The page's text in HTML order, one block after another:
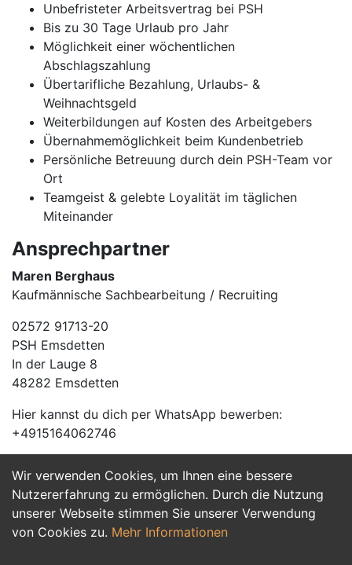
Wir verwenden Cookies, um Ihnen eine bessere
Nutzererfahrung zu ermöglichen. Durch die Nutzung
unserer Webseite stimmen Sie unserer Verwendung
von Cookies zu. Mehr Informationen
Unbefristeter Arbeitsvertrag bei PSH
Bis zu 30 Tage Urlaub pro Jahr
Möglichkeit einer wöchentlichen
Abschlagszahlung
Übertarifliche Bezahlung, Urlaubs- &
Weihnachtsgeld
Weiterbildungen auf Kosten des Arbeitgebers
Übernahmemöglichkeit beim Kundenbetrieb
Persönliche Betreuung durch dein PSH-Team vor
Ort
Teamgeist & gelebte Loyalität im täglichen
Miteinander
Ansprechpartner
Maren Berghaus
Kaufmännische Sachbearbeitung / Recruiting
02572 91713-20
PSH Emsdetten
In der Lauge 8
48282 Emsdetten
Hier kannst du dich per WhatsApp bewerben:
+4915164062746
Jetzt Bewerben